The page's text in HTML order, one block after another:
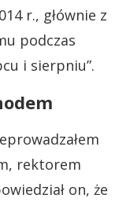
r., głównie z
podczas
i sierpniu”.
rektorem
on, że